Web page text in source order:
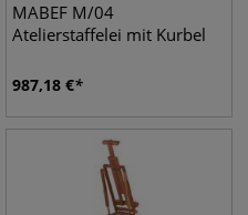
MABEF M/04
Atelierstaffelei mit Kurbel
987,18 €